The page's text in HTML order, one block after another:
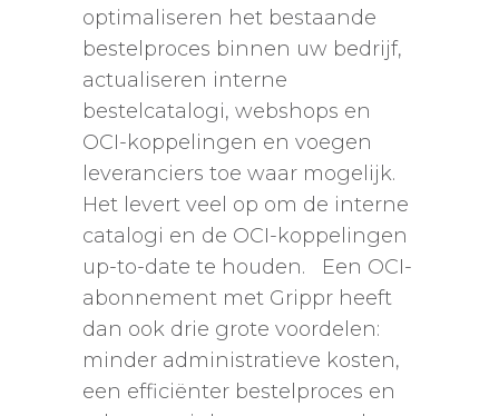
optimaliseren het bestaande
bestelproces binnen uw bedrijf,
actualiseren interne
bestelcatalogi, webshops en
OCI-koppelingen en voegen
leveranciers toe waar mogelijk.
Het levert veel op om de interne
catalogi en de OCI-koppelingen
up-to-date te houden. Een OCI-
abonnement met Grippr heeft
dan ook drie grote voordelen:
minder administratieve kosten,
een efficiënter bestelproces en